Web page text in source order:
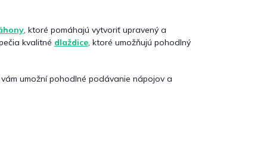
, ktoré pomáhajú vytvoriť upravený a
kvalitné dlaždice, ktoré umožňujú pohodlný
vám umožní pohodlné podávanie nápojov a